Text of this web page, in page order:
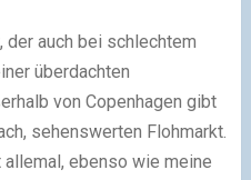
der auch bei schlechtem
überdachten
von Copenhagen gibt
sehenswerten Flohmarkt.
allemal, ebenso wie meine